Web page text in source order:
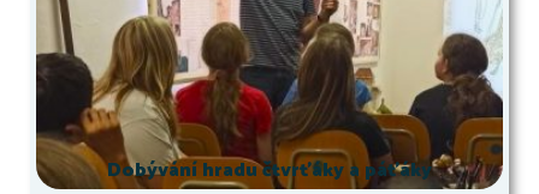
Dobývání hradu čtvrťáky a páťáky